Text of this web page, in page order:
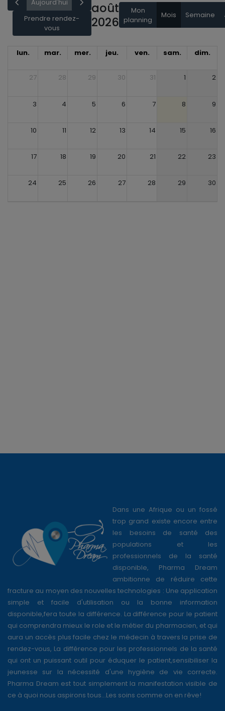
Aujourd'hui
Prendre rendez-
vous
août
2026
Mon
planning
Mois Semaine
lun. mar. mer. jeu. ven. sam. dim.
27 28 29 30 31 1 2
3 4 5 6 7 8 9
10 11 12 13 14 15 16
17 18 19 20 21 22 23
24 25 26 27 28 29 30
Dans une Afrique ou un fossé
trop grand existe encore entre
les besoins de santé des
populations et les
professionnels de la santé
disponible, Pharma Dream
ambitionne de réduire cette
fracture au moyen des nouvelles technologies : Une application
simple et facile d'utilisation ou la bonne information
disponible,fera toute la différence. La différence pour le patient
qui comprendra mieux le role et le métier du pharmacien, et qui
aura un accès plus facile chez le médecin à travers la prise de
rendez-vous, La différence pour les professionnels de la santé
qui ont un puissant outil pour éduquer le patient,sensibiliser la
jeunesse sur la nécessité d'une hygiène de vie correcte.
Pharma Dream est tout simplement la manifestation visible de
ce à quoi nous aspirons tous...Les soins comme on en rêve!